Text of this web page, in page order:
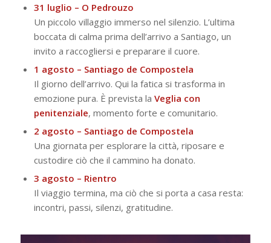
31 luglio – O Pedrouzo
Un piccolo villaggio immerso nel silenzio. L’ultima
boccata di calma prima dell’arrivo a Santiago, un
invito a raccogliersi e preparare il cuore.
1 agosto – Santiago de Compostela
Il giorno dell’arrivo. Qui la fatica si trasforma in
emozione pura. È prevista la Veglia con
penitenziale, momento forte e comunitario.
2 agosto – Santiago de Compostela
Una giornata per esplorare la città, riposare e
custodire ciò che il cammino ha donato.
3 agosto – Rientro
Il viaggio termina, ma ciò che si porta a casa resta:
incontri, passi, silenzi, gratitudine.